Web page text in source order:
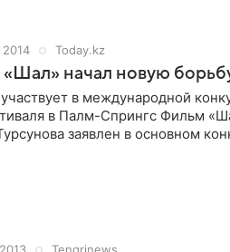
2014 Today.kz
начал новую
в международной
в Палм-Спрингс Фильм
заявлен в основном